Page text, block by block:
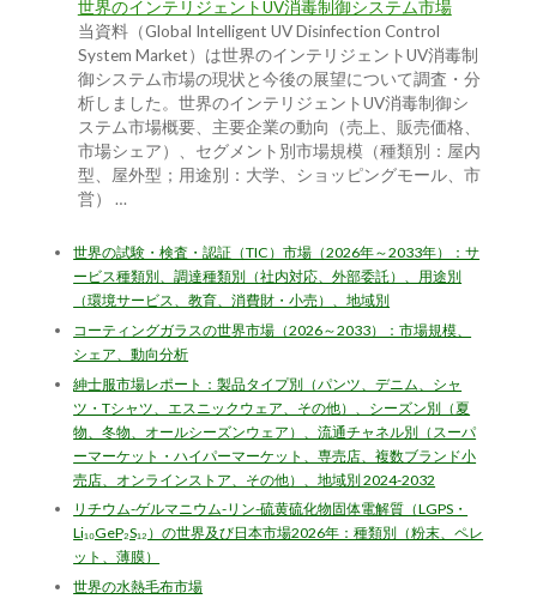
世界のインテリジェントUV消毒制御システム市場
当資料（Global Intelligent UV Disinfection Control
System Market）は世界のインテリジェントUV消毒制
御システム市場の現状と今後の展望について調査・分
析しました。世界のインテリジェントUV消毒制御シ
ステム市場概要、主要企業の動向（売上、販売価格、
市場シェア）、セグメント別市場規模（種類別：屋内
型、屋外型；用途別：大学、ショッピングモール、市
営） …
世界の試験・検査・認証（TIC）市場（2026年～2033年）：サ
ービス種類別、調達種類別（社内対応、外部委託）、用途別
（環境サービス、教育、消費財・小売）、地域別
コーティングガラスの世界市場（2026～2033）：市場規模、
シェア、動向分析
紳士服市場レポート：製品タイプ別（パンツ、デニム、シャ
ツ・Tシャツ、エスニックウェア、その他）、シーズン別（夏
物、冬物、オールシーズンウェア）、流通チャネル別（スーパ
ーマーケット・ハイパーマーケット、専売店、複数ブランド小
売店、オンラインストア、その他）、地域別 2024-2032
リチウム-ゲルマニウム-リン-硫黄硫化物固体電解質（LGPS・
Li₁₀GeP₂S₁₂）の世界及び日本市場2026年：種類別（粉末、ペレ
ット、薄膜）
世界の水熱毛布市場